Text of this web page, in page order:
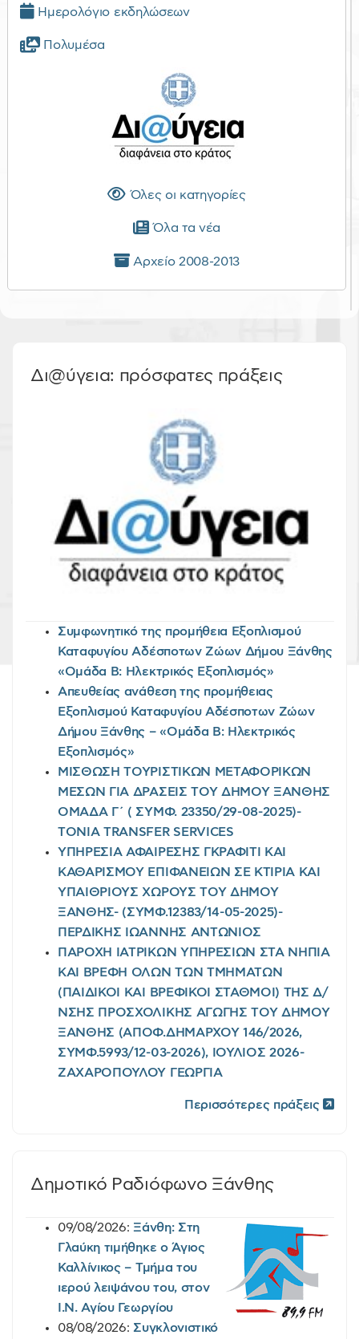
Ημερολόγιο εκδηλώσεων
Πολυμέσα
Όλες οι κατηγορίες
Όλα τα νέα
Αρχείο 2008-2013
Δι@ύγεια: πρόσφατες πράξεις
Συμφωνητικό της προμήθεια Εξοπλισμού
Καταφυγίου Αδέσποτων Ζώων Δήμου Ξάνθης
«Ομάδα Β: Ηλεκτρικός Εξοπλισμός»
Απευθείας ανάθεση της προμήθειας
Εξοπλισμού Καταφυγίου Αδέσποτων Ζώων
Δήμου Ξάνθης – «Ομάδα Β: Ηλεκτρικός
Εξοπλισμός»
ΜΙΣΘΩΣΗ ΤΟΥΡΙΣΤΙΚΩΝ ΜΕΤΑΦΟΡΙΚΩΝ
ΜΕΣΩΝ ΓΙΑ ΔΡΑΣΕΙΣ ΤΟΥ ΔΗΜΟΥ ΞΑΝΘΗΣ
ΟΜΑΔΑ Γ΄ ( ΣΥΜΦ. 23350/29-08-2025)-
TONIA TRANSFER SERVICES
ΥΠΗΡΕΣΙΑ ΑΦΑΙΡΕΣΗΣ ΓΚΡΑΦΙΤΙ ΚΑΙ
ΚΑΘΑΡΙΣΜΟΥ ΕΠΙΦΑΝΕΙΩΝ ΣΕ ΚΤΙΡΙΑ ΚΑΙ
ΥΠΑΙΘΡΙΟΥΣ ΧΩΡΟΥΣ ΤΟΥ ΔΗΜΟΥ
ΞΑΝΘΗΣ- (ΣΥΜΦ.12383/14-05-2025)-
ΠΕΡΔΙΚΗΣ ΙΩΑΝΝΗΣ ΑΝΤΩΝΙΟΣ
ΠΑΡΟΧΗ ΙΑΤΡΙΚΩΝ ΥΠΗΡΕΣΙΩΝ ΣΤΑ ΝΗΠΙΑ
ΚΑΙ ΒΡΕΦΗ ΟΛΩΝ ΤΩΝ ΤΜΗΜΑΤΩΝ
(ΠΑΙΔΙΚΟΙ ΚΑΙ ΒΡΕΦΙΚΟΙ ΣΤΑΘΜΟΙ) ΤΗΣ Δ/
ΝΣΗΣ ΠΡΟΣΧΟΛΙΚΗΣ ΑΓΩΓΗΣ ΤΟΥ ΔΗΜΟΥ
ΞΑΝΘΗΣ (ΑΠΟΦ.ΔΗΜΑΡΧΟΥ 146/2026,
ΣΥΜΦ.5993/12-03-2026), ΙΟΥΛΙΟΣ 2026-
ΖΑΧΑΡΟΠΟΥΛΟΥ ΓΕΩΡΓΙΑ
Περισσότερες πράξεις
Δημοτικό Ραδιόφωνο Ξάνθης
09/08/2026: Ξάνθη: Στη
Γλαύκη τιμήθηκε ο Άγιος
Καλλίνικος – Τμήμα του
ιερού λειψάνου του, στον
Ι.Ν. Αγίου Γεωργίου
08/08/2026: Συγκλονιστικό